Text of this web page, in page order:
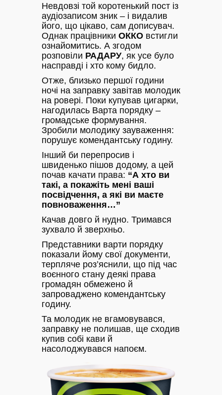
Невдовзі той коротенький пост із
аудіозаписом зник – і видалив
його, що цікаво, сам дописувач.
Однак працівники ОККО встигли
ознайомитись. А згодом
розповіли РАДАРУ, як усе було
насправді і хто кому бидло.
Отже, близько першої години
ночі на заправку завітав молодик
на ровері. Поки купував цигарки,
нагодилась Варта порядку –
громадське формування.
Зробили молодику зауваження:
порушує комендантську годину.
Інший би перепросив і
швиденько пішов додому, а цей
почав качати права: “А хто ви
такі, а покажіть мені ваші
посвідчення, а які ви маєте
повноваження…”
Качав довго й нудно. Тримався
зухвало й зверхньо.
Представники варти порядку
показали йому свої документи,
терпляче роз’яснили, що під час
воєнного стану деякі права
громадян обмежено й
запроваджено комендантську
годину.
Та молодик не вгамовувався,
заправку не полишав, ще сходив
купив собі кави й
насолоджувався напоєм.